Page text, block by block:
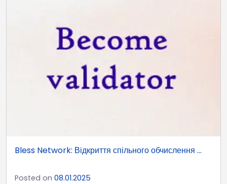
Bless Network: Відкриття спільного обчислення ...
Posted on 08.01.2025